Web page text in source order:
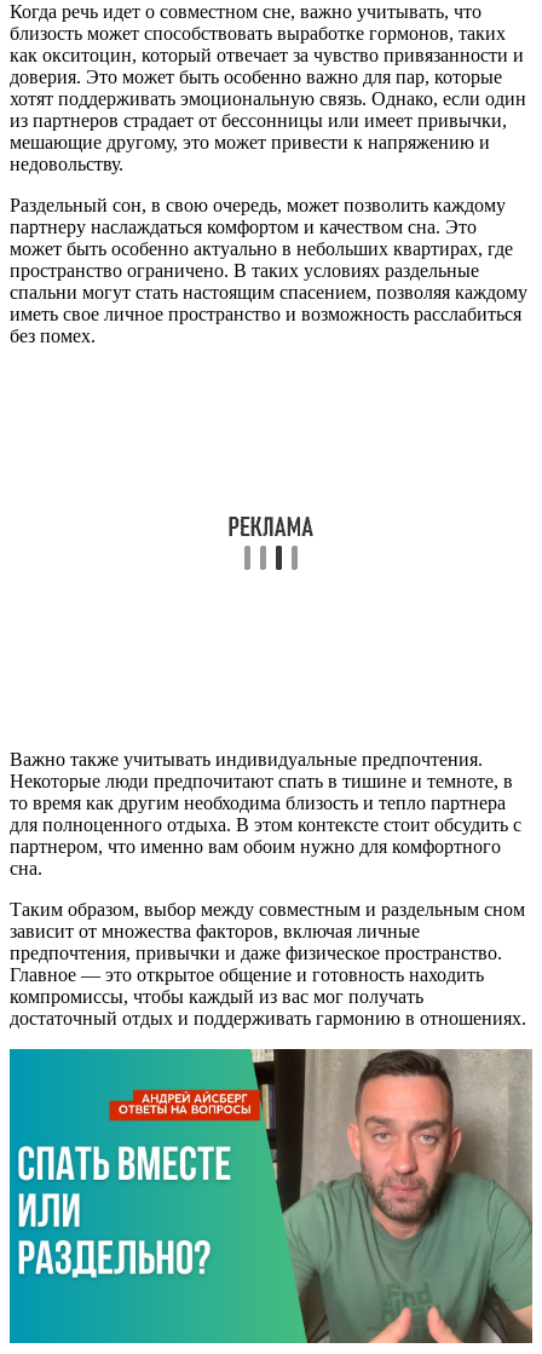
Когда речь идет о совместном сне, важно учитывать, что
близость может способствовать выработке гормонов, таких
как окситоцин, который отвечает за чувство привязанности и
доверия. Это может быть особенно важно для пар, которые
хотят поддерживать эмоциональную связь. Однако, если один
из партнеров страдает от бессонницы или имеет привычки,
мешающие другому, это может привести к напряжению и
недовольству.
Раздельный сон, в свою очередь, может позволить каждому
партнеру наслаждаться комфортом и качеством сна. Это
может быть особенно актуально в небольших квартирах, где
пространство ограничено. В таких условиях раздельные
спальни могут стать настоящим спасением, позволяя каждому
иметь свое личное пространство и возможность расслабиться
без помех.
Важно также учитывать индивидуальные предпочтения.
Некоторые люди предпочитают спать в тишине и темноте, в
то время как другим необходима близость и тепло партнера
для полноценного отдыха. В этом контексте стоит обсудить с
партнером, что именно вам обоим нужно для комфортного
сна.
Таким образом, выбор между совместным и раздельным сном
зависит от множества факторов, включая личные
предпочтения, привычки и даже физическое пространство.
Главное — это открытое общение и готовность находить
компромиссы, чтобы каждый из вас мог получать
достаточный отдых и поддерживать гармонию в отношениях.